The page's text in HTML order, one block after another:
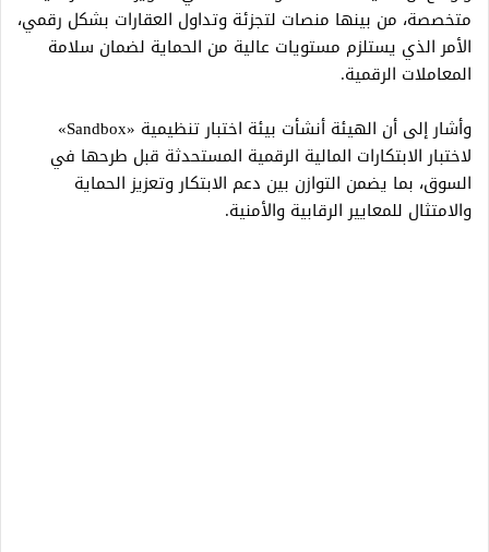
متخصصة، من بينها منصات لتجزئة وتداول العقارات بشكل رقمي،
الأمر الذي يستلزم مستويات عالية من الحماية لضمان سلامة
المعاملات الرقمية.
وأشار إلى أن الهيئة أنشأت بيئة اختبار تنظيمية «Sandbox»
لاختبار الابتكارات المالية الرقمية المستحدثة قبل طرحها في
السوق، بما يضمن التوازن بين دعم الابتكار وتعزيز الحماية
والامتثال للمعايير الرقابية والأمنية.